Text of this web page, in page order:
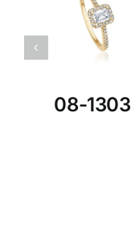
08-1303